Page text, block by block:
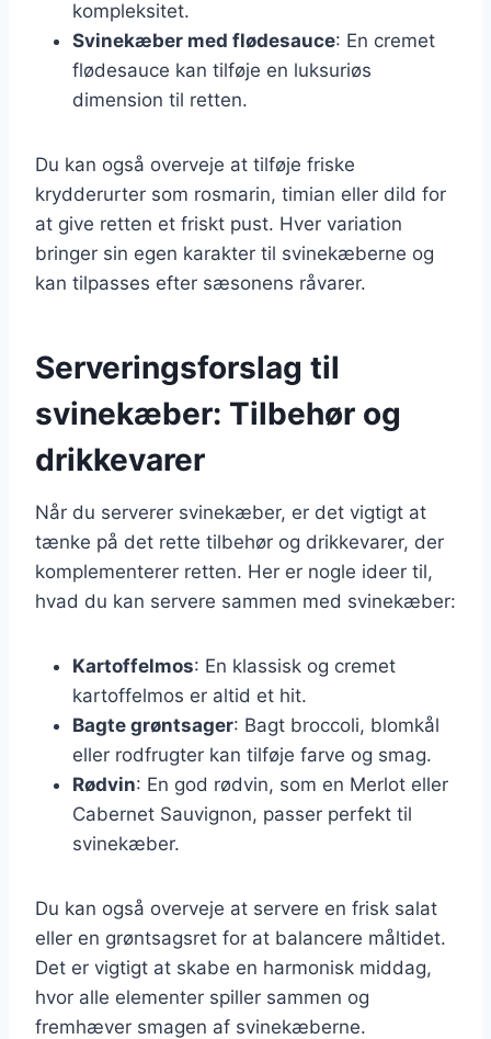
kompleksitet.
Svinekæber med flødesauce: En cremet
flødesauce kan tilføje en luksuriøs
dimension til retten.
Du kan også overveje at tilføje friske
krydderurter som rosmarin, timian eller dild for
at give retten et friskt pust. Hver variation
bringer sin egen karakter til svinekæberne og
kan tilpasses efter sæsonens råvarer.
Serveringsforslag til
svinekæber: Tilbehør og
drikkevarer
Når du serverer svinekæber, er det vigtigt at
tænke på det rette tilbehør og drikkevarer, der
komplementerer retten. Her er nogle ideer til,
hvad du kan servere sammen med svinekæber:
Kartoffelmos: En klassisk og cremet
kartoffelmos er altid et hit.
Bagte grøntsager: Bagt broccoli, blomkål
eller rodfrugter kan tilføje farve og smag.
Rødvin: En god rødvin, som en Merlot eller
Cabernet Sauvignon, passer perfekt til
svinekæber.
Du kan også overveje at servere en frisk salat
eller en grøntsagsret for at balancere måltidet.
Det er vigtigt at skabe en harmonisk middag,
hvor alle elementer spiller sammen og
fremhæver smagen af svinekæberne.